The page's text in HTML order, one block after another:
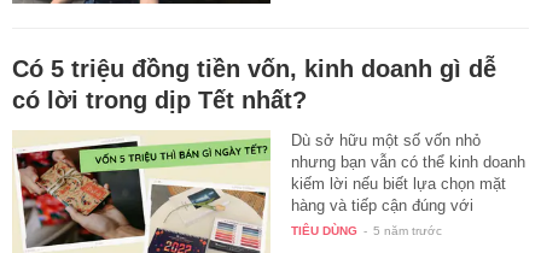
Có 5 triệu đồng tiền vốn, kinh doanh gì dễ
có lời trong dịp Tết nhất?
Dù sở hữu một số vốn nhỏ
nhưng bạn vẫn có thể kinh doanh
kiếm lời nếu biết lựa chọn mặt
hàng và tiếp cận đúng với
khách…
TIÊU DÙNG - 5 năm trước